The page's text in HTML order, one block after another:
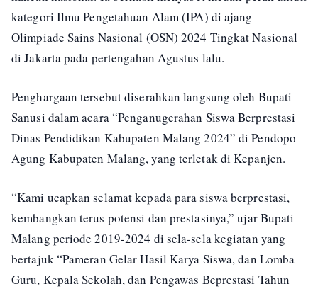
kategori Ilmu Pengetahuan Alam (IPA) di ajang
Olimpiade Sains Nasional (OSN) 2024 Tingkat Nasional
di Jakarta pada pertengahan Agustus lalu.
Penghargaan tersebut diserahkan langsung oleh Bupati
Sanusi dalam acara “Penganugerahan Siswa Berprestasi
Dinas Pendidikan Kabupaten Malang 2024” di Pendopo
Agung Kabupaten Malang, yang terletak di Kepanjen.
“Kami ucapkan selamat kepada para siswa berprestasi,
kembangkan terus potensi dan prestasinya,” ujar Bupati
Malang periode 2019-2024 di sela-sela kegiatan yang
bertajuk “Pameran Gelar Hasil Karya Siswa, dan Lomba
Guru, Kepala Sekolah, dan Pengawas Beprestasi Tahun